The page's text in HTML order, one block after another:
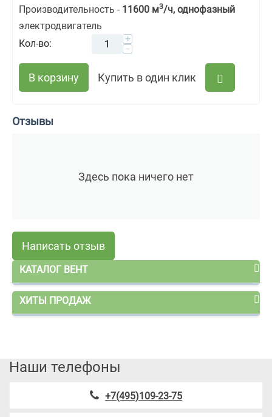
Производительность - 11600 м3/ч, однофазный
электродвигатель
Кол-во:
+
−
В корзину Купить в один клик
Отзывы
Здесь пока ничего нет
Написать отзыв
КАТАЛОГ ВЕНТ
ХИТЫ ПРОДАЖ
Наши телефоны
+7(495)109-23-75